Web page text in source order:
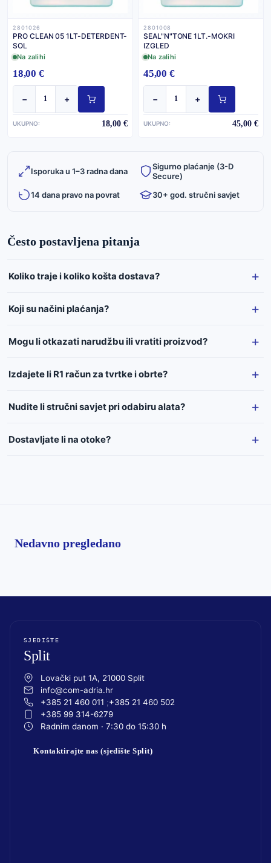
2801026
PRO CLEAN 05 1LT-DETERĐENT-
SOL
Na zalihi
18,00 €
− +
UKUPNO: 18,00 €
2801008
SEAL"N"TONE 1LT.-MOKRI
IZGLED
Na zalihi
45,00 €
− +
UKUPNO: 45,00 €
Isporuka u 1–3 radna dana
Sigurno plaćanje (3-D
Secure)
14 dana pravo na povrat
30+ god. stručni savjet
Često postavljena pitanja
Koliko traje i koliko košta dostava?
Koji su načini plaćanja?
Mogu li otkazati narudžbu ili vratiti proizvod?
Izdajete li R1 račun za tvrtke i obrte?
Nudite li stručni savjet pri odabiru alata?
Dostavljate li na otoke?
Nedavno pregledano
SJEDIŠTE
Split
Lovački put 1A, 21000 Split
info@com-adria.hr
+385 21 460 011
+385 21 460 502
+385 99 314-6279
Radnim danom · 7:30 do 15:30 h
Kontaktirajte nas (sjedište Split)